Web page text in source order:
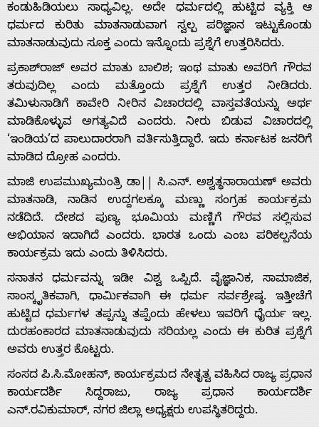
Us
ಕಂಡುಹಿಡಿಯಲು ಸಾಧ್ಯವಿಲ್ಲ. ಅದೇ ಧರ್ಮದಲ್ಲಿ ಹುಟ್ಟಿದ ವ್ಯಕ್ತಿ ಆ
ಧರ್ಮದ ಕುರಿತು ಮಾತನಾಡುವಾಗ ಸ್ವಲ್ಪ ಪರಿಜ್ಞಾನ ಇಟ್ಟುಕೊಂಡು
ಮಾತನಾಡುವುದು ಸೂಕ್ತ ಎಂದು ಇನ್ನೊಂದು ಪ್ರಶ್ನೆಗೆ ಉತ್ತರಿಸಿದರು.
ಪ್ರಕಾಶ್‍ರಾಜ್ ಅವರ ಮಾತು ಬಾಲಿಶ; ಇಂಥ ಮಾತು ಅವರಿಗೆ ಗೌರವ
ತರುವುದಿಲ್ಲ ಎಂದು ಮತ್ತೊಂದು ಪ್ರಶ್ನೆಗೆ ಉತ್ತರ ನೀಡಿದರು.
ತಮಿಳುನಾಡಿಗೆ ಕಾವೇರಿ ನೀರಿನ ವಿಚಾರದಲ್ಲಿ ವಾಸ್ತವತೆಯನ್ನು ಅರ್ಥ
ಮಾಡಿಕೊಳ್ಳುವ ಅಗತ್ಯವಿದೆ ಎಂದರು. ನೀರು ಬಿಡುವ ವಿಚಾರದಲ್ಲಿ
‘ಇಂಡಿಯ’ದ ಪಾಲುದಾರರಾಗಿ ವರ್ತಿಸುತ್ತಿದ್ದಾರೆ. ಇದು ಕರ್ನಾಟಕ ಜನರಿಗೆ
ಮಾಡಿದ ದ್ರೋಹ ಎಂದರು.
ಮಾಜಿ ಉಪಮುಖ್ಯಮಂತ್ರಿ ಡಾ|| ಸಿ.ಎನ್. ಅಶ್ವತ್ಥನಾರಾಯಣ್ ಅವರು
ಮಾತನಾಡಿ, ನಾಡಿನ ಉದ್ದಗಲಕ್ಕೂ ಮಣ್ಣು ಸಂಗ್ರಹ ಕಾರ್ಯಕ್ರಮ
ನಡೆದಿದೆ. ದೇಶದ ಪುಣ್ಯ ಭೂಮಿಯ ಮಣ್ಣಿಗೆ ಗೌರವ ಸಲ್ಲಿಸುವ
ಅಭಿಯಾನ ಇದಾಗಿದೆ ಎಂದರು. ಭಾರತ ಒಂದು ಎಂಬ ಪರಿಕಲ್ಪನೆಯ
ಕಾರ್ಯಕ್ರಮ ಇದು ಎಂದು ತಿಳಿಸಿದರು.
ಸನಾತನ ಧರ್ಮವನ್ನು ಇಡೀ ವಿಶ್ವ ಒಪ್ಪಿದೆ. ವೈಜ್ಞಾನಿಕ, ಸಾಮಾಜಿಕ,
ಸಾಂಸ್ಕೃತಿಕವಾಗಿ, ಧಾರ್ಮಿಕವಾಗಿ ಈ ಧರ್ಮ ಸರ್ವಶ್ರೇಷ್ಠ. ಇತ್ತೀಚೆಗೆ
ಹುಟ್ಟಿದ ಧರ್ಮಗಳ ತಪ್ಪನ್ನು ತಪ್ಪೆಂದು ಹೇಳಲು ಇವರಿಗೆ ಧೈರ್ಯ ಇಲ್ಲ.
ದುರಹಂಕಾರದ ಮಾತನಾಡುವುದು ಸರಿಯಲ್ಲ ಎಂದು ಈ ಕುರಿತ ಪ್ರಶ್ನೆಗೆ
ಅವರು ಉತ್ತರ ಕೊಟ್ಟರು.
ಸಂಸದ ಪಿ.ಸಿ.ಮೋಹನ್, ಕಾರ್ಯಕ್ರಮದ ನೇತೃತ್ವ ವಹಿಸಿದ ರಾಜ್ಯ ಪ್ರಧಾನ
ಕಾರ್ಯದರ್ಶಿ ಸಿದ್ದರಾಜು, ರಾಜ್ಯ ಪ್ರಧಾನ ಕಾರ್ಯದರ್ಶಿ
ಎನ್.ರವಿಕುಮಾರ್, ನಗರ ಜಿಲ್ಲಾ ಅಧ್ಯಕ್ಷರು ಉಪಸ್ಥಿತರಿದ್ದರು.